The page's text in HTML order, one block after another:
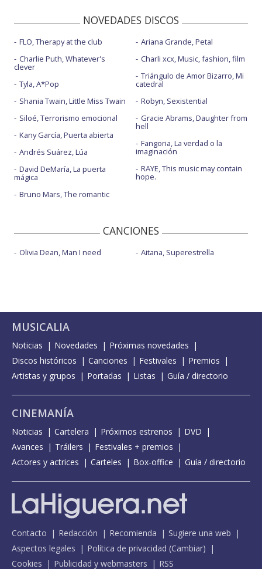
NOVEDADES DISCOS
FLO, Therapy at the club
Charlie Puth, Whatever's
clever
Tyla, A*Pop
Shania Twain, Little Miss Twain
Siloé, Terrorismo emocional
Kany García, Puerta abierta
Andrés Suárez, Lúa
David DeMaría, La puerta
mágica
Bruno Mars, The romantic
Ariana Grande, Petal
Charli xcx, Music, fashion, film
Triángulo de Amor Bizarro, Mi
catedral
Robyn, Sexistential
Gracie Abrams, Daughter from
hell
Fangoria, La verdad o la
imaginación
RAYE, This music may contain
hope.
CANCIONES
Olivia Dean, Man I need Aitana, Superestrella
MUSICALIA
Noticias Novedades
Próximas novedades
Discos históricos
Canciones Festivales
Premios
Artistas y grupos
Portadas Listas Guía / directorio
CINEMANÍA
Noticias Cartelera Próximos estrenos
DVD
Avances
Tráilers
Festivales + premios
Actores y actrices
Carteles Box-office Guía / directorio
Contacto Redacción Recomienda
Sugiere una web
Aspectos legales
Política de privacidad (Cambiar)
Cookies
Publicidad y webmasters RSS